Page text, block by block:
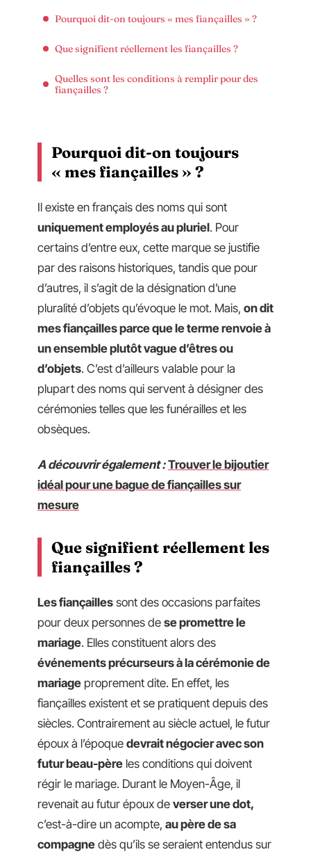
Pourquoi dit-on toujours « mes fiançailles » ?
Que signifient réellement les fiançailles ?
Quelles sont les conditions à remplir pour des
fiançailles ?
Pourquoi dit-on toujours
« mes fiançailles » ?
Il existe en français des noms qui sont
uniquement employés au pluriel. Pour
certains d’entre eux, cette marque se justifie
par des raisons historiques, tandis que pour
d’autres, il s’agit de la désignation d’une
pluralité d’objets qu’évoque le mot. Mais, on dit
mes fiançailles parce que le terme renvoie à
un ensemble plutôt vague d’êtres ou
d’objets. C’est d’ailleurs valable pour la
plupart des noms qui servent à désigner des
cérémonies telles que les funérailles et les
obsèques.
A découvrir également : Trouver le bijoutier
idéal pour une bague de fiançailles sur
mesure
Que signifient réellement les
fiançailles ?
Les fiançailles sont des occasions parfaites
pour deux personnes de se promettre le
mariage. Elles constituent alors des
événements précurseurs à la cérémonie de
mariage proprement dite. En effet, les
fiançailles existent et se pratiquent depuis des
siècles. Contrairement au siècle actuel, le futur
époux à l’époque devrait négocier avec son
futur beau-père les conditions qui doivent
régir le mariage. Durant le Moyen-Âge, il
revenait au futur époux de verser une dot,
c’est-à-dire un acompte, au père de sa
compagne dès qu’ils se seraient entendus sur